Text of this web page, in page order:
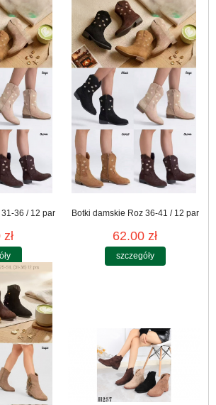
36 / 12 par Botki damskie Roz 36-41 / 12 par
62.00 zł
szczegóły